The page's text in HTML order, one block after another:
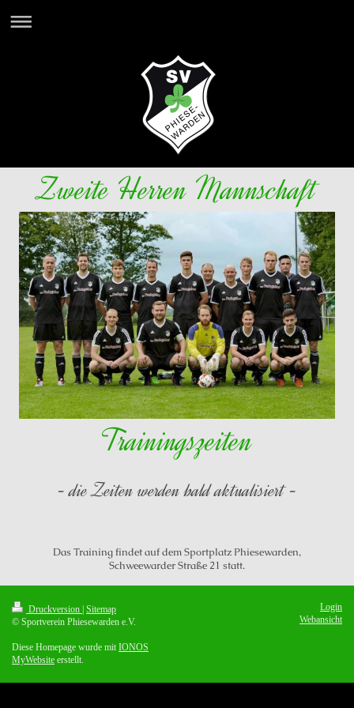
Zweite Herren Mannschaft
Trainingszeiten
- die Zeiten werden bald aktualisiert -
Das Training findet auf dem Sportplatz Phiesewarden,
Schweewarder Straße 21 statt.
Druckversion
Sitemap
© Sportverein Phiesewarden e.V.
Diese Homepage wurde mitIONOS
MyWebsite erstellt.
Login
Webansicht